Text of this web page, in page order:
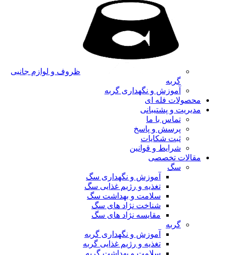
ظروف و لوازم جانبی
گربه
آموزش و نگهداری گربه
محصولات فله ای
مدیریت و پشتیبانی
تماس با ما
پرسش و پاسخ
ثبت شکایات
شرایط و قوانین
مقالات تخصصی
سگ
آموزش و نگهداری سگ
تغذیه و رژیم غذایی سگ
سلامت و بهداشت سگ
شناخت نژاد های سگ
مقایسه نژاد های سگ
گربه
آموزش و نگهداری گربه
تغذیه و رژیم غذایی گربه